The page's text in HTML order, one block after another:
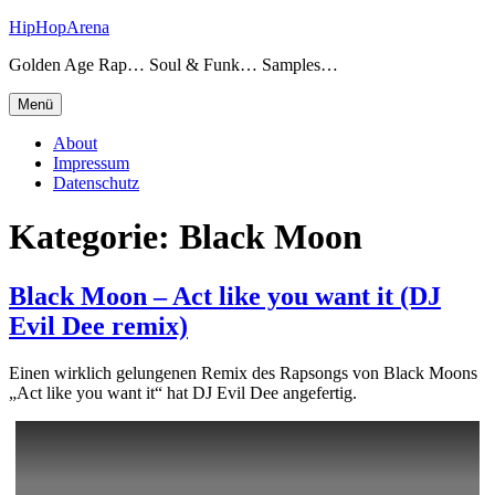
Zum
springen
HipHopArena
Golden Age Rap… Soul & Funk… Samples…
Menü
About
Impressum
Datenschutz
Kategorie: Black Moon
Black Moon – Act like you want it (DJ
Evil Dee remix)
Einen wirklich gelungenen Remix des Rapsongs von Black Moons
„Act like you want it“ hat DJ Evil Dee angefertig.